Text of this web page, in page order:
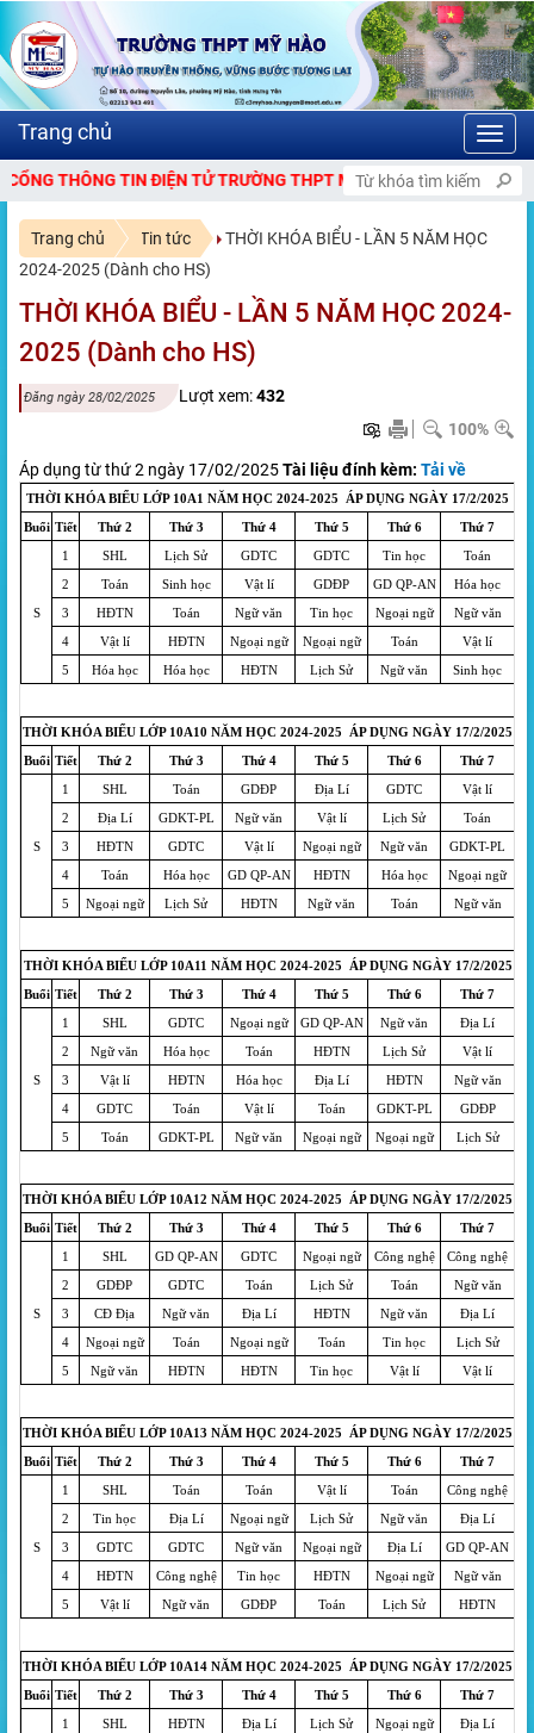
TIN ĐIỆN TỬ TRƯỜNG THPT MỸ HÀO.
Trang chủ Tin tức
THỜI KHÓA BIỂU - LẦN 5 NĂM HỌC
2024-2025 (Dành cho HS)
THỜI KHÓA BIỂU - LẦN 5 NĂM HỌC 2024-
2025 (Dành cho HS)
Đăng ngày 28/02/2025 Lượt xem:432
100%
Áp dụng từ thứ 2 ngày 17/02/2025Tài liệu đính kèm: Tải về
THỜI KHÓA BIỂU LỚP 10A1 NĂM HỌC 2024-2025 ÁP DỤNG NGÀY 17/2/2025
Buổi Tiết Thứ 2 Thứ 3 Thứ 4 Thứ 5 Thứ 6 Thứ 7
S
1 SHL Lịch Sử GDTC GDTC Tin học
Toán
2
Toán Sinh học Vật lí GDĐP GD QP-AN
Hóa học
3
HĐTN Toán Ngữ văn Tin học Ngoại ngữ
Ngữ văn
4
Vật lí HĐTN Ngoại ngữ Ngoại ngữ Toán
Vật lí
5
Hóa học Hóa học HĐTN Lịch Sử Ngữ văn Sinh học
THỜI KHÓA BIỂU LỚP 10A10 NĂM HỌC 2024-2025 ÁP DỤNG NGÀY 17/2/2025
Buổi Tiết Thứ 2 Thứ 3 Thứ 4 Thứ 5 Thứ 6 Thứ 7
S
1 SHL Toán GDĐP Địa Lí GDTC
Vật lí
2
Địa Lí GDKT-PL Ngữ văn Vật lí Lịch Sử
Toán
3
HĐTN GDTC Vật lí Ngoại ngữ Ngữ văn
GDKT-PL
4
Toán Hóa học GD QP-AN HĐTN Hóa học
Ngoại ngữ
5
Ngoại ngữ Lịch Sử HĐTN Ngữ văn Toán Ngữ văn
THỜI KHÓA BIỂU LỚP 10A11 NĂM HỌC 2024-2025 ÁP DỤNG NGÀY 17/2/2025
Buổi Tiết Thứ 2 Thứ 3 Thứ 4 Thứ 5 Thứ 6 Thứ 7
S
1 SHL GDTC Ngoại ngữ GD QP-AN Ngữ văn
Địa Lí
2
Ngữ văn Hóa học Toán HĐTN Lịch Sử
Vật lí
3
Vật lí HĐTN Hóa học Địa Lí HĐTN
Ngữ văn
4
GDTC Toán Vật lí Toán GDKT-PL
GDĐP
5
Toán GDKT-PL Ngữ văn Ngoại ngữ Ngoại ngữ Lịch Sử
THỜI KHÓA BIỂU LỚP 10A12 NĂM HỌC 2024-2025 ÁP DỤNG NGÀY 17/2/2025
Buổi Tiết Thứ 2 Thứ 3 Thứ 4 Thứ 5 Thứ 6 Thứ 7
S
1 SHL GD QP-AN GDTC Ngoại ngữ Công nghệ
Công nghệ
2
GDĐP GDTC Toán Lịch Sử Toán
Ngữ văn
3
CĐ Địa Ngữ văn Địa Lí HĐTN Ngữ văn
Địa Lí
4
Ngoại ngữ Toán Ngoại ngữ Toán Tin học
Lịch Sử
5
Ngữ văn HĐTN HĐTN Tin học Vật lí Vật lí
THỜI KHÓA BIỂU LỚP 10A13 NĂM HỌC 2024-2025 ÁP DỤNG NGÀY 17/2/2025
Buổi Tiết Thứ 2 Thứ 3 Thứ 4 Thứ 5 Thứ 6 Thứ 7
S
1 SHL Toán Toán Vật lí Toán
Công nghệ
2
Tin học Địa Lí Ngoại ngữ Lịch Sử Ngữ văn
Địa Lí
3
GDTC GDTC Ngữ văn Ngoại ngữ Địa Lí
GD QP-AN
4
HĐTN Công nghệ Tin học HĐTN Ngoại ngữ
Ngữ văn
5
Vật lí Ngữ văn GDĐP Toán Lịch Sử HĐTN
THỜI KHÓA BIỂU LỚP 10A14 NĂM HỌC 2024-2025 ÁP DỤNG NGÀY 17/2/2025
Buổi Tiết Thứ 2 Thứ 3 Thứ 4 Thứ 5 Thứ 6 Thứ 7
1 SHL HĐTN Địa Lí Lịch Sử Ngoại ngữ
Địa Lí